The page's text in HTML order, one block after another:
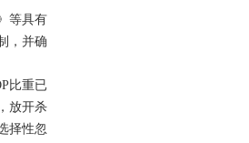
等具有
，并确
比重已
放开杀
择性忽